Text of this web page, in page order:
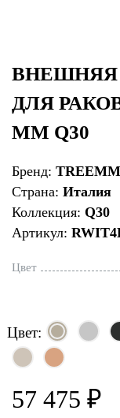
ВНЕШНЯЯ
ДЛЯ
ММ Q30
Бренд:
Страна: Италия
Коллекция: Q30
Артикул:
Цвет
Цвет:
57 475 ₽